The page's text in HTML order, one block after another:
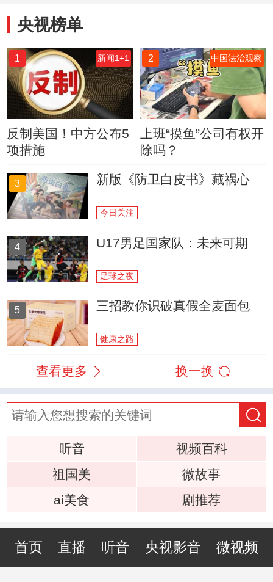
央视榜单
1 新闻1+1
反制美国！中方公布5
项措施
2 中国法治观察
上班“摸鱼”公司有权开
除吗？
3 新版《防卫白皮书》藏祸心
今日关注
4 U17男足国家队：未来可期
足球之夜
5 三招教你识破真假全麦面包
健康之路
查看更多 换一换
听音
视频百科
祖国美
微故事
ai美食
剧推荐
首页 直播 听音 央视影音 微视频